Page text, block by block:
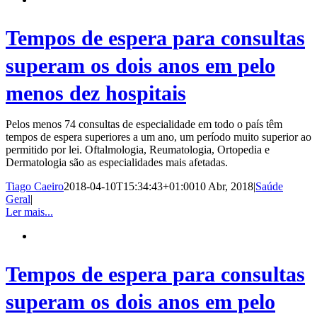
Tempos de espera para consultas
superam os dois anos em pelo
menos dez hospitais
Pelos menos 74 consultas de especialidade em todo o país têm
tempos de espera superiores a um ano, um período muito superior ao
permitido por lei. Oftalmologia, Reumatologia, Ortopedia e
Dermatologia são as especialidades mais afetadas.
Tiago Caeiro2018-04-10T15:34:43+01:0010 Abr, 2018|Saúde
Geral|
Ler mais...
Tempos de espera para consultas
superam os dois anos em pelo